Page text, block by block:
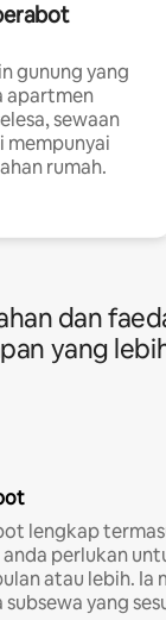
gunung yang
apartmen
sewaan
mempunyai
rumah.
dan
yang
lengkap
perlukan
atau lebih. Ia
yang